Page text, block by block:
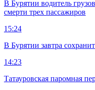
В Бурятии водитель
смерти трех пассажиров
15:24
В Бурятии завтра
14:23
Татауровская паромная